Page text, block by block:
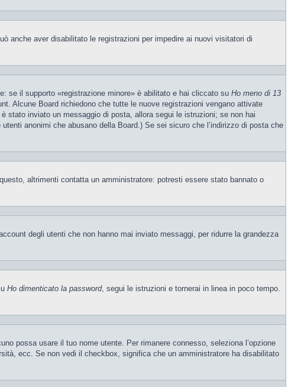
anche aver disabilitato le registrazioni per impedire ai nuovi visitatori di
se il supporto «registrazione minore» è abilitato e hai cliccato su Ho meno di 13
Alcune Board richiedono che tutte le nuove registrazioni vengano attivate
stato inviato un messaggio di posta, allora segui le istruzioni; se non hai
anonimi che abusano della Board.) Se sei sicuro che l’indirizzo di posta che
altrimenti contatta un amministratore: potresti essere stato bannato o
degli utenti che non hanno mai inviato messaggi, per ridurre la grandezza
Ho dimenticato la password, segui le istruzioni e tornerai in linea in poco tempo.
possa usare il tuo nome utente. Per rimanere connesso, seleziona l’opzione
ecc. Se non vedi il checkbox, significa che un amministratore ha disabilitato